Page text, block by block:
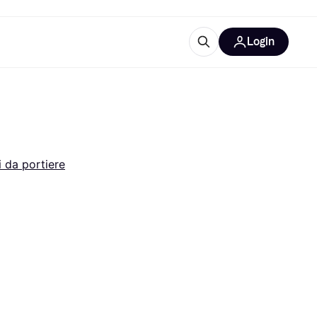
Login
da portiere